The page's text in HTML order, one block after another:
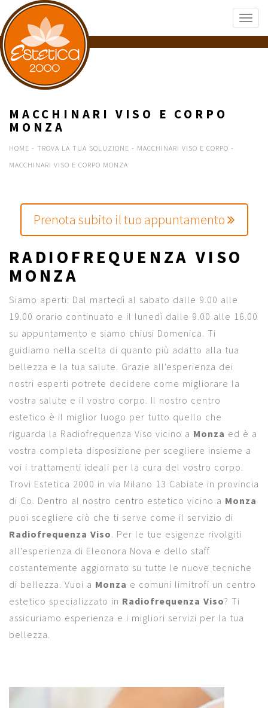
MACCHINARI VISO E CORPO
MONZA
HOME - TROVA LA TUA SOLUZIONE - MACCHINARI VISO E CORPO -
MACCHINARI VISO E CORPO MONZA
Prenota subito il tuo appuntamento
RADIOFREQUENZA VISO
MONZA
Siamo aperti: Dal martedì al sabato dalle 9.00 alle
19.00 orario continuato e il lunedì dalle 9.00 alle 16.00
su appuntamento e siamo chiusi Domenica. Ti
guidiamo nella scelta di quanto più adatto alla tua
bellezza e la tua salute. Grazie all'esperienza dei
nostri esperti potrete decidere come migliorare la
vostra salute e il vostro corpo. Il nostro centro
estetico è il miglior luogo per tutto quello che
riguarda la Radiofrequenza Viso vicino a Monza ed è a
vostra completa disposizione per scegliere insieme a
voi i trattamenti ideali per la cura del vostro corpo.
Trovi Estetica 2000 in via Milano 13 Cabiate in provincia
di Co. Dentro al nostro centro estetico vicino a Monza
puoi scegliere ciò che ti serve come il servizio di
Radiofrequenza Viso. Per le tue esigenze rivolgiti
all'esperienza di Eleonora Nova e dello staff
costantemente aggiornato su tutte le nuove tecniche
di bellezza. Vuoi a Monza e comuni limitrofi un centro
estetico specializzato in Radiofrequenza Viso? Ti
assicuriamo esperienza e i migliori servizi per la tua
bellezza.